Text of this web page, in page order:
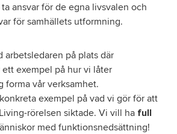
ansvar för de egna livsvalen och
för samhällets utformning.
arbetsledaren på plats där
ett exempel på hur vi låter
forma vår verksamhet.
exempel på vad vi gör för att
rörelsen siktade. Vi vill ha full
med funktionsnedsättning!